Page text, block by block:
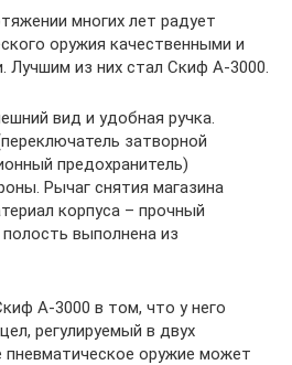
многих лет радует
оружия качественными и
из них стал Скиф А-3000.
вид и удобная ручка.
затворной
предохранитель)
Рычаг снятия магазина
корпуса – прочный
выполнена из
А-3000 в том, что у него
регулируемый в двух
оружие может